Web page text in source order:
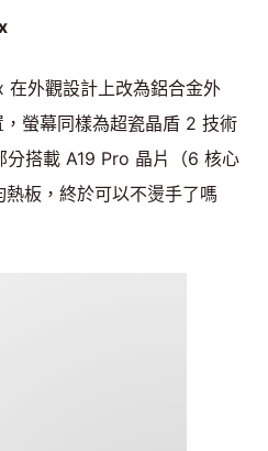
外觀設計上改為鋁合金外
螢幕同樣為超瓷晶盾 2 技術
搭載 A19 Pro 晶片（6 核心
板，終於可以不燙手了嗎